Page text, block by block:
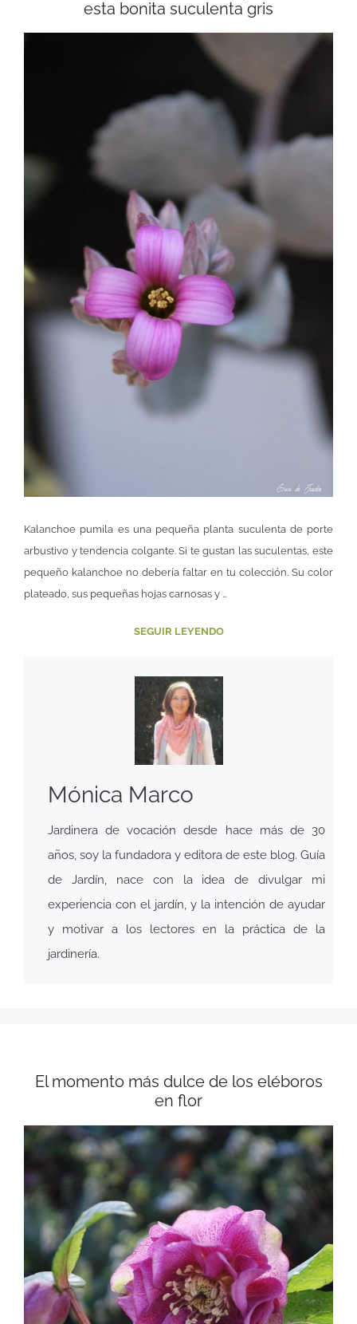
esta bonita suculenta gris
Kalanchoe pumila es una pequeña planta suculenta de porte
arbustivo y tendencia colgante. Si te gustan las suculentas, este
pequeño kalanchoe no debería faltar en tu colección. Su color
plateado, sus pequeñas hojas carnosas y …
SEGUIR LEYENDO
Mónica Marco
Jardinera de vocación desde hace más de 30
años, soy la fundadora y editora de este blog. Guía
de Jardín, nace con la idea de divulgar mi
experiencia con el jardín, y la intención de ayudar
y motivar a los lectores en la práctica de la
jardinería.
El momento más dulce de los eléboros
en flor